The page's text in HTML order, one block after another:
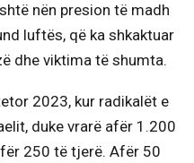
nën presion të madh
luftës, që ka shkaktuar
dhe viktima të shumta.
2023, kur radikalët e
duke vrarë afër 1.200
250 të tjerë. Afër 50